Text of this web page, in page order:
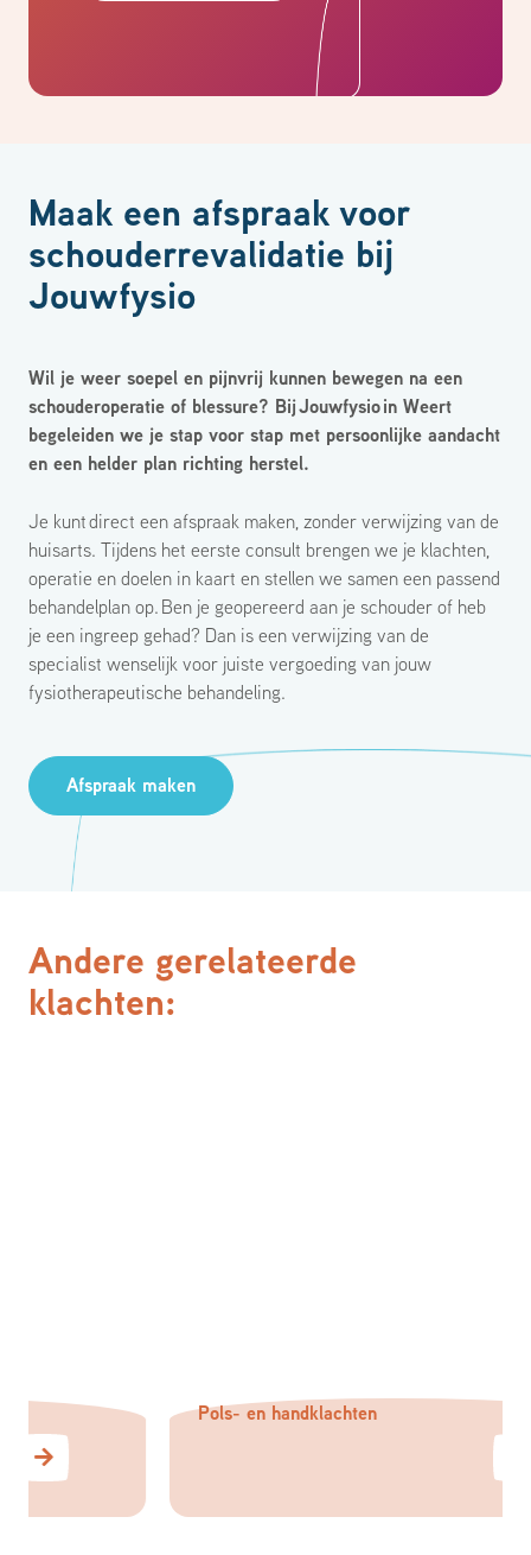
Maak een afspraak voor
schouderrevalidatie bij
Jouwfysio
Wil je weer soepel en pijnvrij kunnen bewegen na een
schouderoperatie of blessure? Bij Jouwfysio in Weert
begeleiden we je stap voor stap met persoonlijke aandacht
en een helder plan richting herstel.
Je kuntdirect een afspraak maken, zonder verwijzing van de
huisarts. Tijdens het eerste consult brengen we je klachten,
operatie en doelen in kaart en stellen we samen een passend
behandelplan op. Ben je geopereerd aan je schouder of heb
je een ingreep gehad? Dan is een verwijzing van de
specialist wenselijk voor juiste vergoeding van jouw
fysiotherapeutische behandeling.
Afspraak maken
Andere gerelateerde
klachten:
Pols- en handklachten